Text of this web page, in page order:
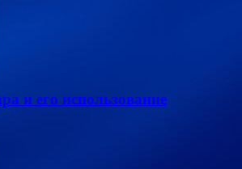
и его использование